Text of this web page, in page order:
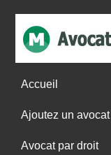
Accueil
Ajoutez un avocat
Avocat par droit